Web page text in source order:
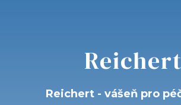
Reichert
Reichert - vášeň pro